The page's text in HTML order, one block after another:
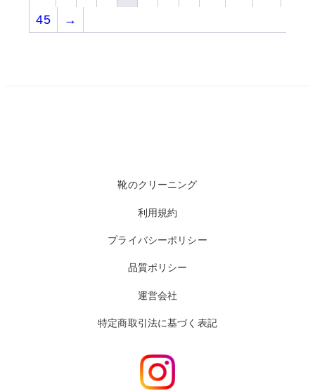
45
→
靴のクリーニング
利用規約
プライバシーポリシー
品質ポリシー
運営会社
特定商取引法に基づく表記